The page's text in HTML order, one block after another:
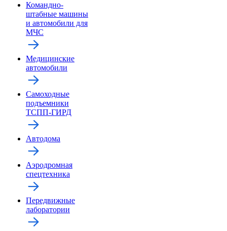
Командно-
штабные машины
и автомобили для
МЧС
Медицинские
автомобили
Самоходные
подъемники
ТСПП-ГИРД
Автодома
Аэродромная
спецтехника
Передвижные
лаборатории